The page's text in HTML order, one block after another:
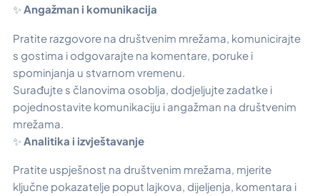
✨Angažman i komunikacija
Pratite razgovore na društvenim mrežama, komunicirajte
s gostima i odgovarajte na komentare, poruke i
spominjanja u stvarnom vremenu.
Surađujte s članovima osoblja, dodjeljujte zadatke i
pojednostavite komunikaciju i angažman na društvenim
mrežama.
✨ Analitika i izvještavanje
Pratite uspješnost na društvenim mrežama, mjerite
ključne pokazatelje poput lajkova, dijeljenja, komentara i